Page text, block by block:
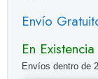
Envío
En Existencia
Envíos dentro de